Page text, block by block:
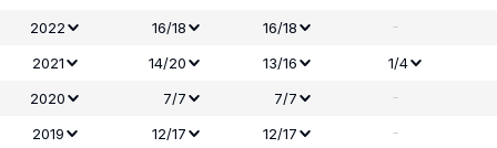
2022
16/18 16/18 -
2021 14/20 13/16
1/4
2020
7/7 7/7 -
2019 12/17 12/17 -